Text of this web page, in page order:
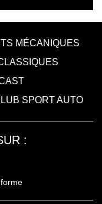
MÉCANIQUES
SPORT AUTO
: